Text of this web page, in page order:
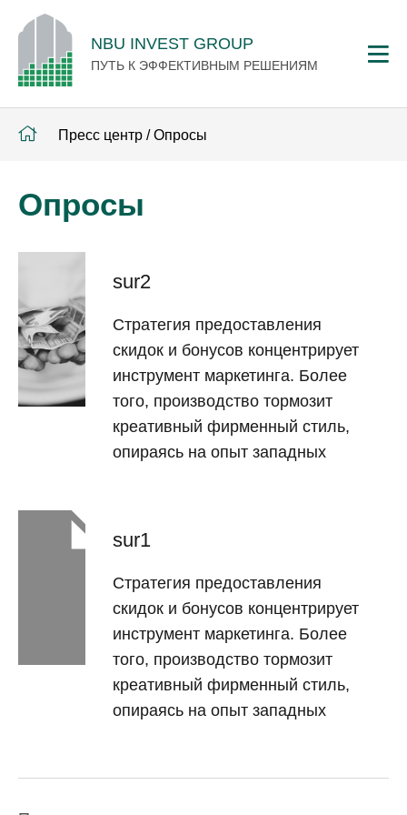
NBU INVEST GROUP
ПУТЬ К ЭФФЕКТИВНЫМ РЕШЕНИЯМ
Пресс центр / Опросы
Опросы
sur2
Стратегия предоставления
скидок и бонусов концентрирует
инструмент маркетинга. Более
того, производство тормозит
креативный фирменный стиль,
опираясь на опыт западных
sur1
Стратегия предоставления
скидок и бонусов концентрирует
инструмент маркетинга. Более
того, производство тормозит
креативный фирменный стиль,
опираясь на опыт западных